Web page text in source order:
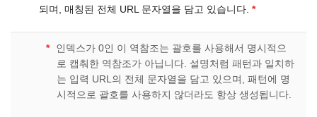
되며, 매칭된 전체 URL 문자열을 담고 있습니다. *
*
인덱스가 0인 이 역참조는 괄호를 사용해서 명시적으
로 캡춰한 역참조가 아닙니다. 설명처럼 패턴과 일치하
는 입력 URL의 전체 문자열을 담고 있으며, 패턴에 명
시적으로 괄호를 사용하지 않더라도 항상 생성됩니다.